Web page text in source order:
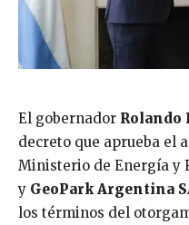
El gobernador Rolando
decreto que aprueba el
Ministerio de Energía y
y GeoPark Argentina
los términos del